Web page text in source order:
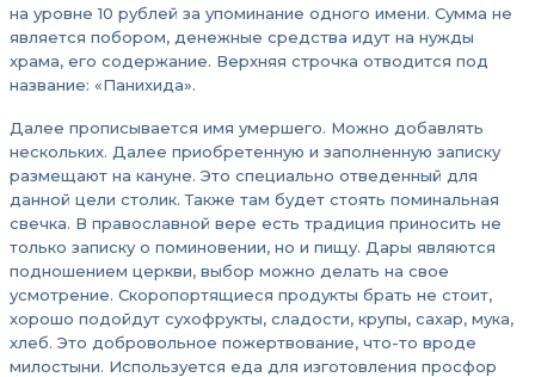
на уровне 10 рублей за упоминание одного имени. Сумма не
является побором, денежные средства идут на нужды
храма, его содержание. Верхняя строчка отводится под
название: «Панихида».
Далее прописывается имя умершего. Можно добавлять
нескольких. Далее приобретенную и заполненную записку
размещают на кануне. Это специально отведенный для
данной цели столик. Также там будет стоять поминальная
свечка. В православной вере есть традиция приносить не
только записку о поминовении, но и пищу. Дары являются
подношением церкви, выбор можно делать на свое
усмотрение. Скоропортящиеся продукты брать не стоит,
хорошо подойдут сухофрукты, сладости, крупы, сахар, мука,
хлеб. Это добровольное пожертвование, что-то вроде
милостыни. Используется еда для изготовления просфор